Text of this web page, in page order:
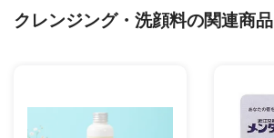
クレンジング・洗顔料の関連商品